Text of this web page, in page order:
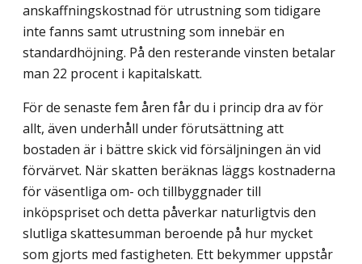
anskaffningskostnad för utrustning som tidigare
inte fanns samt utrustning som innebär en
standardhöjning. På den resterande vinsten betalar
man 22 procent i kapitalskatt.
För de senaste fem åren får du i princip dra av för
allt, även underhåll under förutsättning att
bostaden är i bättre skick vid försäljningen än vid
förvärvet. När skatten beräknas läggs kostnaderna
för väsentliga om- och tillbyggnader till
inköpspriset och detta påverkar naturligtvis den
slutliga skattesumman beroende på hur mycket
som gjorts med fastigheten. Ett bekymmer uppstår